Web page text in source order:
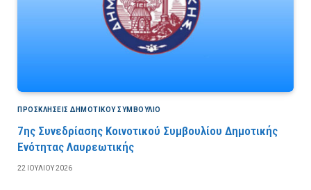
ΠΡΟΣΚΛΉΣΕΙΣ ΔΗΜΟΤΙΚΟΎ ΣΥΜΒΟΎΛΙΟ
7ης Συνεδρίασης Κοινοτικού Συμβουλίου Δημοτικής
Ενότητας Λαυρεωτικής
22 ΙΟΥΛΊΟΥ 2026